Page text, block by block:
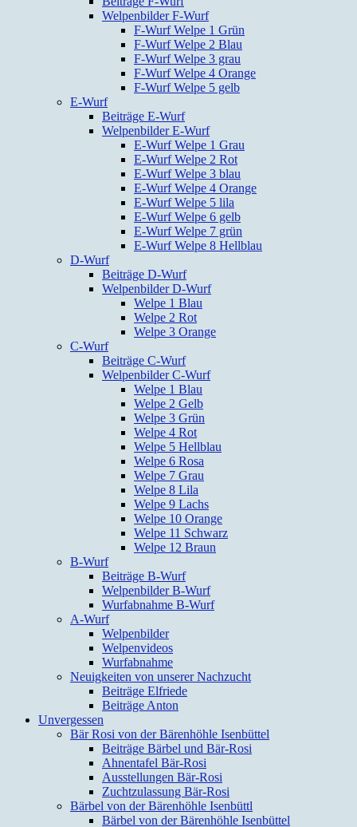
Welpenbilder F-Wurf
F-Wurf Welpe 1 Grün
F-Wurf Welpe 2 Blau
F-Wurf Welpe 3 grau
F-Wurf Welpe 4 Orange
F-Wurf Welpe 5 gelb
E-Wurf
Beiträge E-Wurf
Welpenbilder E-Wurf
E-Wurf Welpe 1 Grau
E-Wurf Welpe 2 Rot
E-Wurf Welpe 3 blau
E-Wurf Welpe 4 Orange
E-Wurf Welpe 5 lila
E-Wurf Welpe 6 gelb
E-Wurf Welpe 7 grün
E-Wurf Welpe 8 Hellblau
D-Wurf
Beiträge D-Wurf
Welpenbilder D-Wurf
Welpe 1 Blau
Welpe 2 Rot
Welpe 3 Orange
C-Wurf
Beiträge C-Wurf
Welpenbilder C-Wurf
Welpe 1 Blau
Welpe 2 Gelb
Welpe 3 Grün
Welpe 4 Rot
Welpe 5 Hellblau
Welpe 6 Rosa
Welpe 7 Grau
Welpe 8 Lila
Welpe 9 Lachs
Welpe 10 Orange
Welpe 11 Schwarz
Welpe 12 Braun
B-Wurf
Beiträge B-Wurf
Welpenbilder B-Wurf
Wurfabnahme B-Wurf
A-Wurf
Welpenbilder
Welpenvideos
Wurfabnahme
Neuigkeiten von unserer Nachzucht
Beiträge Elfriede
Beiträge Anton
Unvergessen
Bär Rosi von der Bärenhöhle Isenbüttel
Beiträge Bärbel und Bär-Rosi
Ahnentafel Bär-Rosi
Ausstellungen Bär-Rosi
Zuchtzulassung Bär-Rosi
Bärbel von der Bärenhöhle Isenbüttl
Bärbel von der Bärenhöhle Isenbüttel